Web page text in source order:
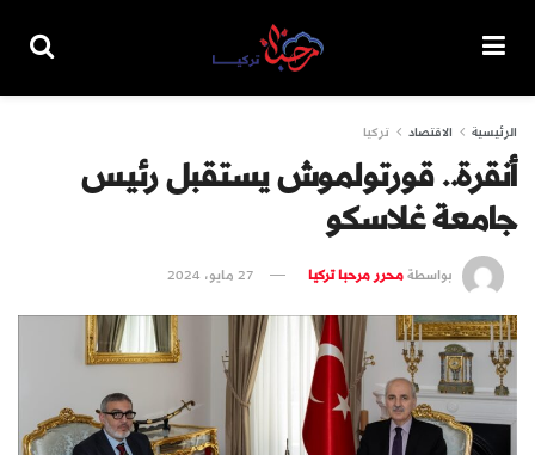
الرئيسية الاقتصاد تركيا
أنقرة.. قورتولموش يستقبل رئيس
جامعة غلاسكو
بواسطةمحرر مرحبا تركيا 27 مايو، 2024